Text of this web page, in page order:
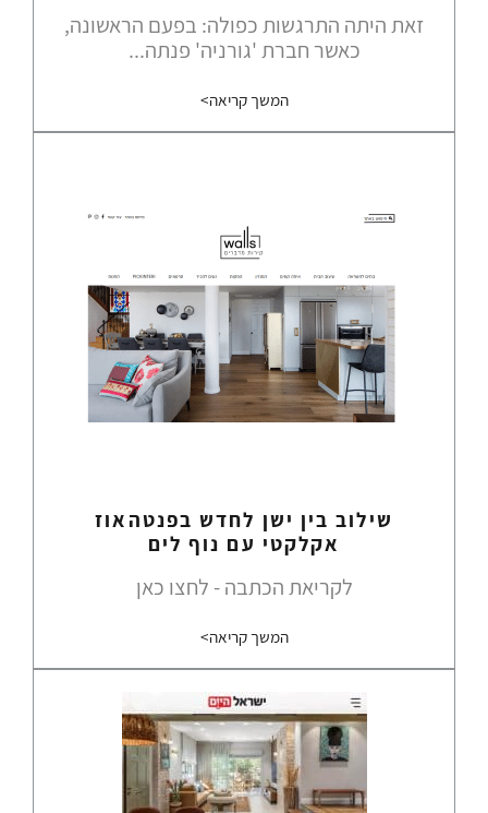
זאת היתה התרגשות כפולה: בפעם הראשונה,
כאשר חברת 'גורניה' פנתה...
המשך קריאה>
שילוב בין ישן לחדש בפנטהאוז
אקלקטי עם נוף לים
לקריאת הכתבה - לחצו כאן
המשך קריאה>